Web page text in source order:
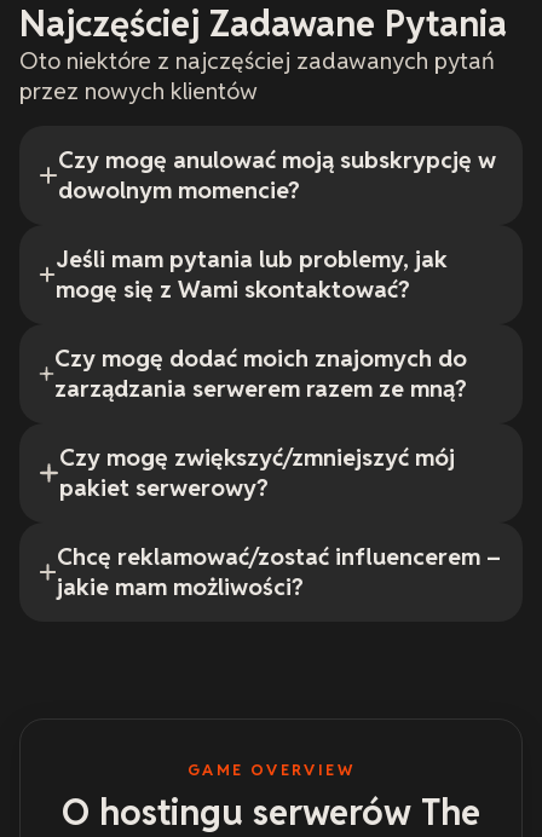
Najczęściej Zadawane Pytania
Oto niektóre z najczęściej zadawanych pytań
przez nowych klientów
Czy mogę anulować moją subskrypcję w
dowolnym momencie?
Jeśli mam pytania lub problemy, jak
mogę się z Wami skontaktować?
Czy mogę dodać moich znajomych do
zarządzania serwerem razem ze mną?
Czy mogę zwiększyć/zmniejszyć mój
pakiet serwerowy?
Chcę reklamować/zostać influencerem –
jakie mam możliwości?
GAME OVERVIEW
O hostingu serwerów The